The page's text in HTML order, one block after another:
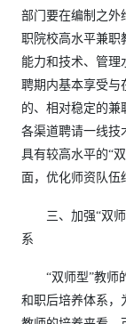
部门要在编制之外
职院校高水平兼职
能力和技术、管理
聘期内基本享受与
的、相对稳定的兼
各渠道聘请一线技
具有较高水平的“
面，优化师资队伍
三、加强“双
系
“双师型”教师
和职后培养体系，